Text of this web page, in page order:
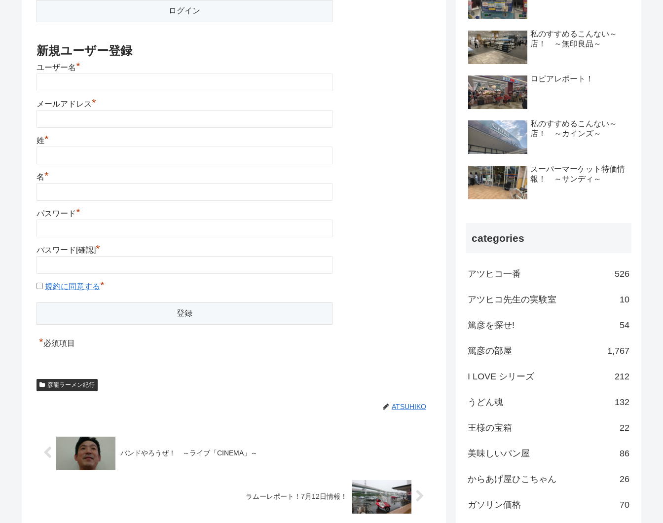
新規ユーザー登録
ユーザー名*
メールアドレス*
姓*
名*
パスワード*
パスワード[確認]*
規約に同意する*
*必須項目
彦龍ラーメン紀行
ATSUHIKO
バンドやろうぜ！ ～ライブ「CINEMA」～
ラムーレポート！7月12日情報！
私のすすめるこんない～
店！ ～無印良品～
ロピアレポート！
私のすすめるこんない～
店！ ～カインズ～
スーパーマーケット特価情
報！ ～サンディ～
categories
アツヒコ一番 526
アツヒコ先生の実験室 10
篤彦を探せ! 54
篤彦の部屋 1,767
I LOVE シリーズ 212
うどん魂 132
王様の宝箱 22
美味しいパン屋 86
からあげ屋ひこちゃん 26
ガソリン価格 70